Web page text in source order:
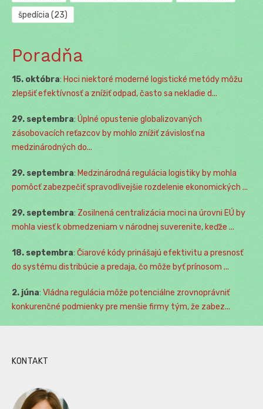
špedícia (23)
Poradňa
15. októbra: Hoci niektoré moderné logistické metódy môžu
zlepšiť efektívnosť a znížiť odpad, často sa nekladie d...
29. septembra: Úplné opustenie globalizovaných
zásobovacích reťazcov by mohlo znížiť závislosť na
medzinárodných do...
29. septembra: Medzinárodná regulácia logistiky by mohla
pomôcť zabezpečiť spravodlivejšie rozdelenie ekonomických ...
29. septembra: Zosilnená centralizácia moci na úrovni EÚ by
mohla viesť k obmedzeniam v národnej suverenite, keďže ...
18. septembra: Čiarové kódy prinášajú efektivitu a presnosť
do systému distribúcie a predaja, čo môže byť prínosom ...
2. júna: Vládna regulácia môže potenciálne zrovnoprávniť
konkurenčné podmienky pre menšie firmy tým, že zabez...
KONTAKT